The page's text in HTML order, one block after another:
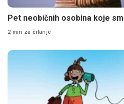
Pet neobičnih osobina koje
2 min za čitanje